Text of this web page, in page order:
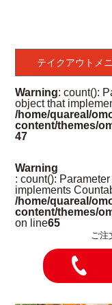
テイクアウトメ
Warning: count():
object that
/home/quareal/
content/themes/
47
Warning
: count():
implements
/home/quareal/
content/themes/
on line65
ご注